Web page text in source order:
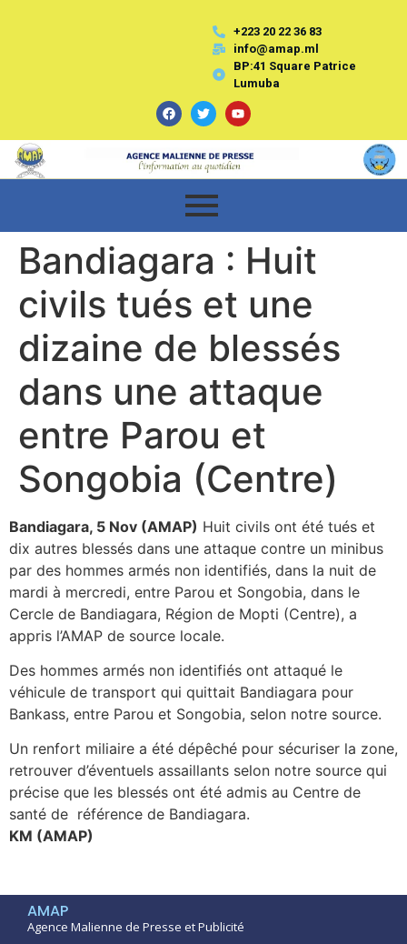
+223 20 22 36 83
info@amap.ml
BP:41 Square Patrice
Lumuba
Bandiagara : Huit
civils tués et une
dizaine de blessés
dans une attaque
entre Parou et
Songobia (Centre)
Bandiagara, 5 Nov (AMAP) Huit civils ont été tués et
dix autres blessés dans une attaque contre un minibus
par des hommes armés non identifiés, dans la nuit de
mardi à mercredi, entre Parou et Songobia, dans le
Cercle de Bandiagara, Région de Mopti (Centre), a
appris l’AMAP de source locale.
Des hommes armés non identifiés ont attaqué le
véhicule de transport qui quittait Bandiagara pour
Bankass, entre Parou et Songobia, selon notre source.
Un renfort miliaire a été dépêché pour sécuriser la zone,
retrouver d’éventuels assaillants selon notre source qui
précise que les blessés ont été admis au Centre de
santé de référence de Bandiagara.
KM (AMAP)
AMAP
Agence Malienne de Presse et Publicité